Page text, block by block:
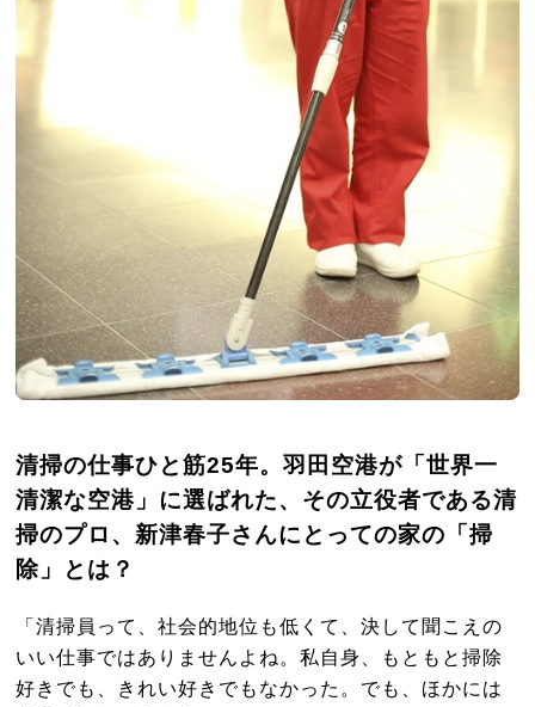
清掃の仕事ひと筋25年。羽田空港が「世界一
清潔な空港」に選ばれた、その立役者である清
掃のプロ、新津春子さんにとっての家の「掃
除」とは？
「清掃員って、社会的地位も低くて、決して聞こえの
いい仕事ではありませんよね。私自身、もともと掃除
好きでも、きれい好きでもなかった。でも、ほかには